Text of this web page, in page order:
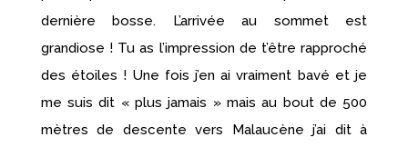
dernière bosse. L’arrivée au sommet est
grandiose ! Tu as l’impression de t’être rapproché
des étoiles ! Une fois j’en ai vraiment bavé et je
me suis dit « plus jamais » mais au bout de 500
mètres de descente vers Malaucène j’ai dit à